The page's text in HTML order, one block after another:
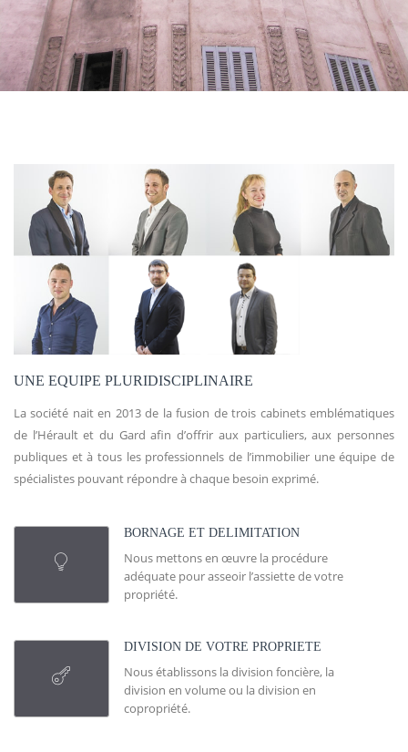
UNE EQUIPE PLURIDISCIPLINAIRE
La société nait en 2013 de la fusion de trois cabinets emblématiques
de l’Hérault et du Gard afin d’offrir aux particuliers, aux personnes
publiques et à tous les professionnels de l’immobilier une équipe de
spécialistes pouvant répondre à chaque besoin exprimé.
BORNAGE ET DELIMITATION
Nous mettons en œuvre la procédure
adéquate pour asseoir l’assiette de votre
propriété.
DIVISION DE VOTRE PROPRIETE
Nous établissons la division foncière, la
division en volume ou la division en
copropriété.